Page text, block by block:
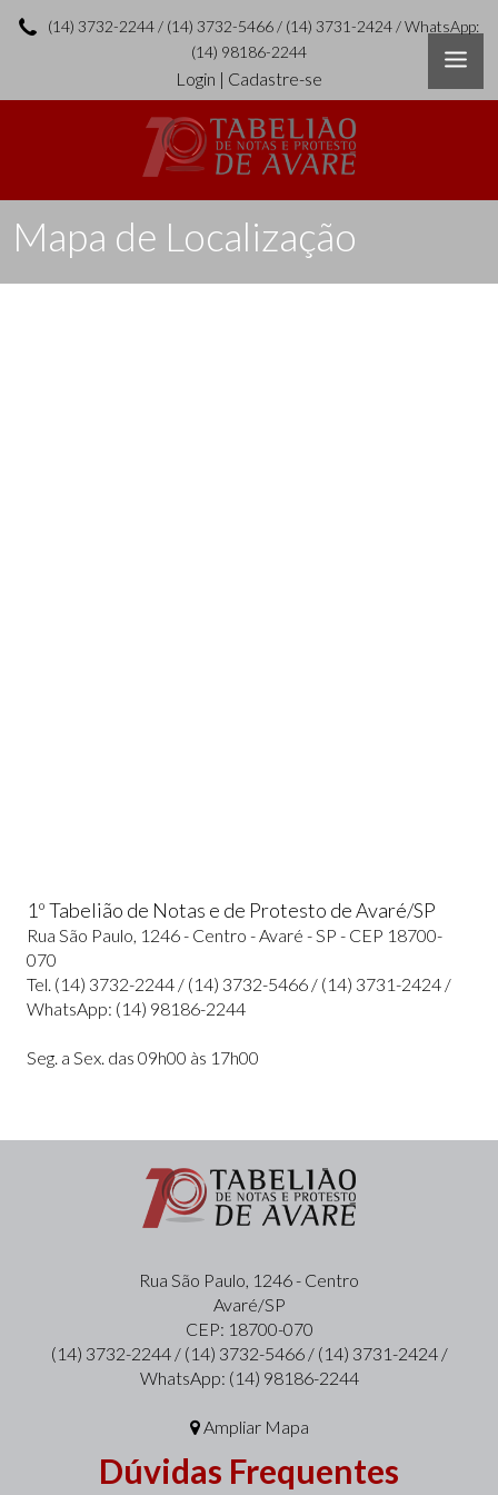
(14) 3732-2244 / (14) 3732-5466 / (14) 3731-2424 / WhatsApp:
(14) 98186-2244
Login | Cadastre-se
Mapa de Localização
1º Tabelião de Notas e de Protesto de Avaré/SP
Rua São Paulo, 1246 - Centro - Avaré - SP - CEP 18700-
070
Tel. (14) 3732-2244 / (14) 3732-5466 / (14) 3731-2424 /
WhatsApp: (14) 98186-2244
Seg. a Sex. das 09h00 às 17h00
Rua São Paulo, 1246 - Centro
Avaré/SP
CEP: 18700-070
(14) 3732-2244 / (14) 3732-5466 / (14) 3731-2424 /
WhatsApp: (14) 98186-2244
Ampliar Mapa
Dúvidas Frequentes